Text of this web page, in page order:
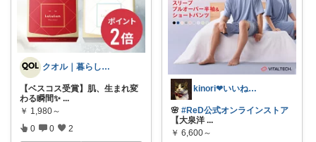
クオル｜暮らしの「質」爆上げ🈁
【ベスコス受賞】肌、生まれ変
わる瞬間✨ ...
￥ 1,980～
0 0 2
kinori❤︎いいねご購入感謝です💝
🌸 #ReD公式オンラインストア
【大泉洋 ...
￥ 6,600～